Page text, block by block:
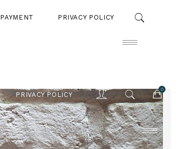
PRIVACY POLICY
0
PAYMENT PRIVACY POLICY